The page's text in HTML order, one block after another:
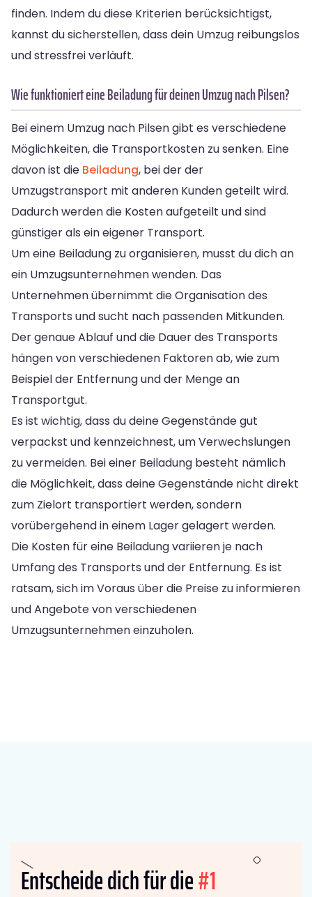
finden. Indem du diese Kriterien berücksichtigst,
kannst du sicherstellen, dass dein Umzug reibungslos
und stressfrei verläuft.
Wie funktioniert eine Beiladung für deinen Umzug nach Pilsen?
Bei einem Umzug nach Pilsen gibt es verschiedene
Möglichkeiten, die Transportkosten zu senken. Eine
davon ist die Beiladung, bei der der
Umzugstransport mit anderen Kunden geteilt wird.
Dadurch werden die Kosten aufgeteilt und sind
günstiger als ein eigener Transport.
Um eine Beiladung zu organisieren, musst du dich an
ein Umzugsunternehmen wenden. Das
Unternehmen übernimmt die Organisation des
Transports und sucht nach passenden Mitkunden.
Der genaue Ablauf und die Dauer des Transports
hängen von verschiedenen Faktoren ab, wie zum
Beispiel der Entfernung und der Menge an
Transportgut.
Es ist wichtig, dass du deine Gegenstände gut
verpackst und kennzeichnest, um Verwechslungen
zu vermeiden. Bei einer Beiladung besteht nämlich
die Möglichkeit, dass deine Gegenstände nicht direkt
zum Zielort transportiert werden, sondern
vorübergehend in einem Lager gelagert werden.
Die Kosten für eine Beiladung variieren je nach
Umfang des Transports und der Entfernung. Es ist
ratsam, sich im Voraus über die Preise zu informieren
und Angebote von verschiedenen
Umzugsunternehmen einzuholen.
Entscheide dich für die#1